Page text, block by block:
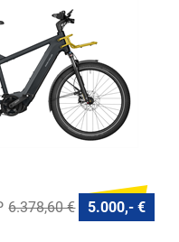
6.378,60 € 5.000,- €